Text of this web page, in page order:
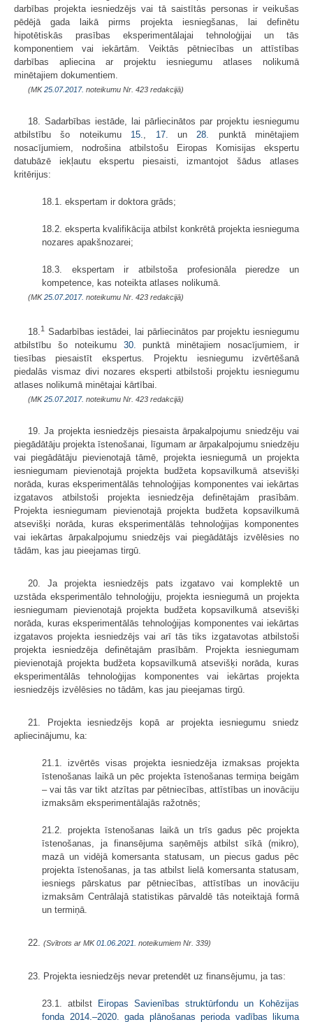
darbības projekta iesniedzējs vai tā saistītās personas ir veikušas
pēdējā gada laikā pirms projekta iesniegšanas, lai definētu
hipotētiskās prasības eksperimentālajai tehnoloģijai un tās
komponentiem vai iekārtām. Veiktās pētniecības un attīstības
darbības apliecina ar projektu iesniegumu atlases nolikumā
minētajiem dokumentiem.
(MK25.07.2017. noteikumu Nr. 423 redakcijā)
18. Sadarbības iestāde, lai pārliecinātos par projektu iesniegumu
atbilstību šo noteikumu 15. 17. un 28.
punktā minētajiem
nosacījumiem, nodrošina atbilstošu Eiropas Komisijas ekspertu
datubāzē iekļautu ekspertu piesaisti, izmantojot šādus atlases
kritērijus:
18.1. ekspertam ir doktora grāds;
18.2. eksperta kvalifikācija atbilst konkrētā projekta iesnieguma
nozares apakšnozarei;
18.3. ekspertam ir atbilstoša profesionāla pieredze un
kompetence, kas noteikta atlases nolikumā.
(MK25.07.2017. noteikumu Nr. 423 redakcijā)
18. 1 Sadarbības iestādei, lai pārliecinātos par projektu iesniegumu
atbilstību šo noteikumu 30.
punktā minētajiem nosacījumiem, ir
tiesības piesaistīt ekspertus
Projektu iesniegumu izvērtēšanā
piedalās vismaz divi nozares eksperti atbilstoši projektu iesniegumu
atlases nolikumā minētajai kārtībai.
(MK25.07.2017. noteikumu Nr. 423 redakcijā)
19. Ja projekta iesniedzējs piesaista ārpakalpojumu sniedzēju vai
piegādātāju projekta īstenošanai, līgumam ar ārpakalpojumu sniedzēju
vai piegādātāju pievienotajā tāmē, projekta iesniegumā un projekta
iesniegumam pievienotajā projekta budžeta kopsavilkumā atsevišķi
norāda, kuras eksperimentālās tehnoloģijas komponentes vai iekārtas
izgatavos atbilstoši projekta iesniedzēja definētajām prasībām.
Projekta iesniegumam pievienotajā projekta budžeta kopsavilkumā
atsevišķi norāda, kuras eksperimentālās tehnoloģijas komponentes
vai iekārtas ārpakalpojumu sniedzējs vai piegādātājs izvēlēsies no
tādām, kas jau pieejamas tirgū.
20. Ja projekta iesniedzējs pats izgatavo vai komplektē un
uzstāda eksperimentālo tehnoloģiju, projekta iesniegumā un projekta
iesniegumam pievienotajā projekta budžeta kopsavilkumā atsevišķi
norāda, kuras eksperimentālās tehnoloģijas komponentes vai iekārtas
izgatavos projekta iesniedzējs vai arī tās tiks izgatavotas atbilstoši
projekta iesniedzēja definētajām prasībām. Projekta iesniegumam
pievienotajā projekta budžeta kopsavilkumā atsevišķi norāda, kuras
eksperimentālās tehnoloģijas komponentes vai iekārtas projekta
iesniedzējs izvēlēsies no tādām, kas jau pieejamas tirgū.
21. Projekta iesniedzējs kopā ar projekta iesniegumu sniedz
apliecinājumu, ka:
21.1. izvērtēs visas projekta iesniedzēja izmaksas projekta
īstenošanas laikā un pēc projekta īstenošanas termiņa beigām
– vai tās var tikt atzītas par pētniecības, attīstības un inovāciju
izmaksām eksperimentālajās ražotnēs;
21.2. projekta īstenošanas laikā un trīs gadus pēc projekta
īstenošanas, ja finansējuma saņēmējs atbilst sīkā (mikro),
mazā un vidējā komersanta statusam, un piecus gadus pēc
projekta īstenošanas, ja tas atbilst lielā komersanta statusam,
iesniegs pārskatus par pētniecības, attīstības un inovāciju
izmaksām Centrālajā statistikas pārvaldē tās noteiktajā formā
un termiņā.
22. (Svītrots ar MK01.06.2021. noteikumiem Nr. 339)
23. Projekta iesniedzējs nevar pretendēt uz finansējumu, ja tas:
23.1. atbilst
Eiropas Savienības struktūrfondu un Kohēzijas
fonda 2014.–2020. gada plānošanas perioda vadības likuma